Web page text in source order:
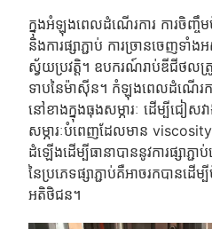
ក្នុងអំឡុងពេលដំណើរការ ការចិញ្
និងការផ្សាភ្ជាប់ ការច្រានចេញទ
ស្វ័យប្រវត្តិ។ ឧបករណ៍រាប់ឌីជីថលត្
ទាបនៃម៉ាស៊ីន។ កំឡុងពេលដំណើរក
នៅខាងក្នុងធុងសម្ភារៈ ដើម្បីជៀស
សម្ភារៈបំពេញដែលមាន
ដំឡើងដើម្បីធានាបាននូវការផ្សាភ្
នៃប្រភេទផ្សាភ្ជាប់គឺអាចរកបានដើ
អតិថិជន។